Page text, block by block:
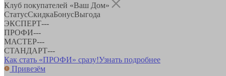
Клуб покупателей «Ваш Дом»
СтатусСкидкаБонусВыгода
ЭКСПЕРТ---
ПРОФИ---
МАСТЕР---
СТАНДАРТ---
Как стать «ПРОФИ» сразу!Узнать подробнее
Привезём